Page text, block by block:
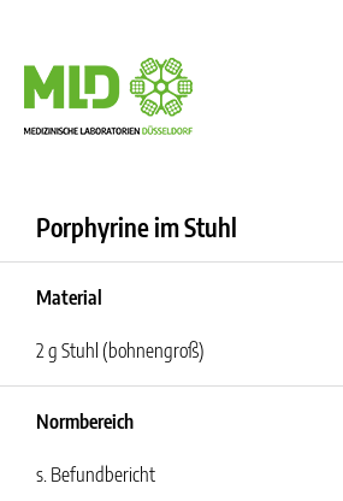
Porphyrine im Stuhl
Material
2 g Stuhl (bohnengroß)
Normbereich
s. Befundbericht